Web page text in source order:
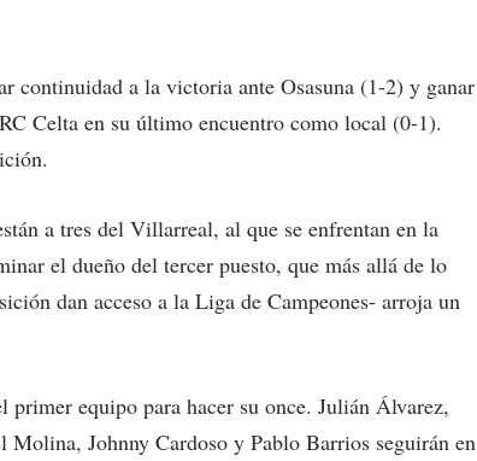
continuidad a la victoria ante Osasuna (1-2) y ganar
Celta en su último encuentro como local (0-1).
a tres del Villarreal, al que se enfrentan en la
el dueño del tercer puesto, que más allá de lo
dan acceso a la Liga de Campeones- arroja un
equipo para hacer su once. Julián Álvarez,
Johnny Cardoso y Pablo Barrios seguirán en